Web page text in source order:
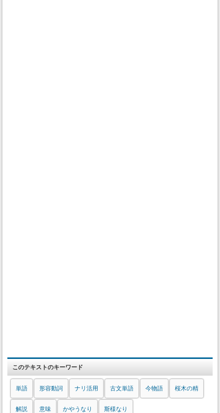
このテキストのキーワード
単語 形容動詞 ナリ活用 古文単語 今物語 桜木の精
解説 意味 かやうなり 斯様なり